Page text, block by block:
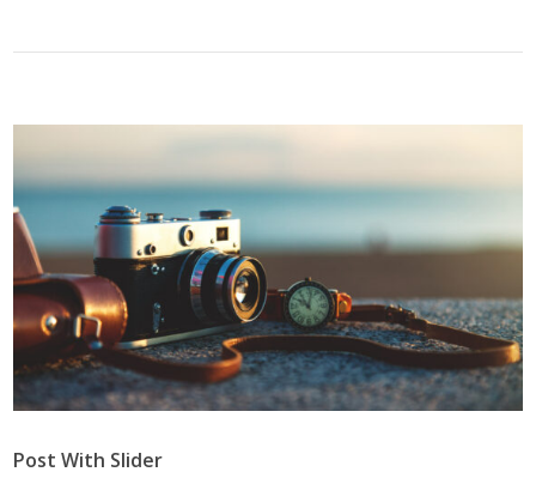
Post With Slider